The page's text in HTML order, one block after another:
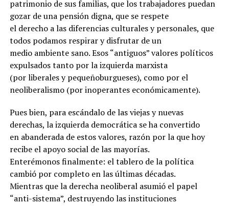
patrimonio de sus familias, que los trabajadores puedan
gozar de una pensión digna, que se respete
el derecho a las diferencias culturales y personales, que
todos podamos respirar y disfrutar de un
medio ambiente sano. Esos “antiguos” valores políticos
expulsados tanto por la izquierda marxista
(por liberales y pequeñoburgueses), como por el
neoliberalismo (por inoperantes económicamente).
Pues bien, para escándalo de las viejas y nuevas
derechas, la izquierda democrática se ha convertido
en abanderada de estos valores, razón por la que hoy
recibe el apoyo social de las mayorías.
Enterémonos finalmente: el tablero de la política
cambió por completo en las últimas décadas.
Mientras que la derecha neoliberal asumió el papel
“anti-sistema”, destruyendo las instituciones